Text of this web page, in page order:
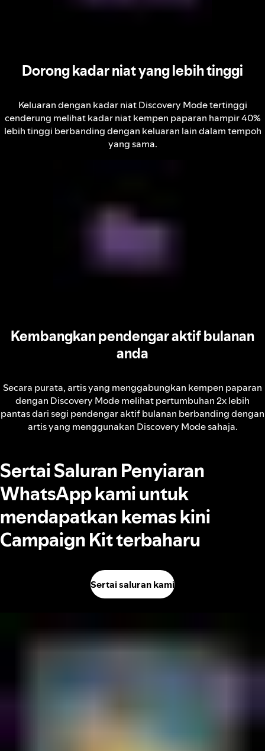
Dorong kadar niat yang lebih tinggi
Keluaran dengan kadar niat Discovery Mode tertinggi
cenderung melihat kadar niat kempen paparan hampir 40%
lebih tinggi berbanding dengan keluaran lain dalam tempoh
yang sama.
Kembangkan pendengar aktif bulanan
anda
Secara purata, artis yang menggabungkan kempen paparan
dengan Discovery Mode melihat pertumbuhan 2x lebih
pantas dari segi pendengar aktif bulanan berbanding dengan
artis yang menggunakan Discovery Mode sahaja.
Sertai Saluran Penyiaran
WhatsApp kami untuk
mendapatkan kemas kini
Campaign Kit terbaharu
Sertai saluran kami